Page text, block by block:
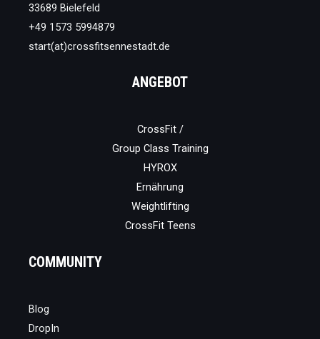
33689 Bielefeld
+49 1573 5994879
start(at)crossfitsennestadt.de
ANGEBOT
CrossFit /
Group Class Training
HYROX
Ernährung
Weightlifting
CrossFit Teens
COMMUNITY
Blog
DropIn